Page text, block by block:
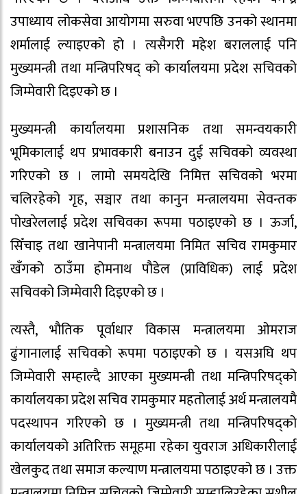
उपाध्याय लोकसेवा आयोगमा सरुवा भएपछि उनको स्थानमा
शर्मालाई ल्याइएको हो । त्यसैगरी महेश बराललाई पनि
मुख्यमन्त्री तथा मन्त्रिपरिषद् को कार्यालयमा प्रदेश सचिवको
जिम्मेवारी दिइएको छ ।
मुख्यमन्त्री कार्यालयमा प्रशासनिक तथा समन्वयकारी
भूमिकालाई थप प्रभावकारी बनाउन दुई सचिवको व्यवस्था
गरिएको छ । लामो समयदेखि निमित्त सचिवको भरमा
चलिरहेको गृह, सञ्चार तथा कानुन मन्त्रालयमा सेवन्तक
पोखरेललाई प्रदेश सचिवका रूपमा पठाइएको छ । ऊर्जा,
सिँचाइ तथा खानेपानी मन्त्रालयमा निमित सचिव रामकुमार
खँगको ठाउँमा होमनाथ पौडेल (प्राविधिक) लाई प्रदेश
सचिवको जिम्मेवारी दिइएको छ ।
त्यस्तै, भौतिक पूर्वाधार विकास मन्त्रालयमा ओमराज
ढुंगानालाई सचिवको रूपमा पठाइएको छ । यसअघि थप
जिम्मेवारी सम्हाल्दै आएका मुख्यमन्त्री तथा मन्त्रिपरिषद्को
कार्यालयका प्रदेश सचिव रामकुमार महतोलाई अर्थ मन्त्रालयमै
पदस्थापन गरिएको छ । मुख्यमन्त्री तथा मन्त्रिपरिषद्को
कार्यालयको अतिरिक्त समूहमा रहेका युवराज अधिकारीलाई
खेलकुद तथा समाज कल्याण मन्त्रालयमा पठाइएको छ । उक्त